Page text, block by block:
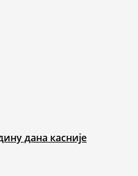
дана касније